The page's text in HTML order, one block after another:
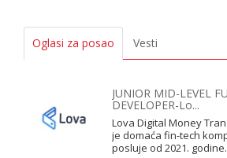
Oglasi za posao Vesti
JUNIOR MID-LEVEL
DEVELOPER-Lo...
Lova Digital Money
je domaća fin-tech
posluje od 2021. godine.